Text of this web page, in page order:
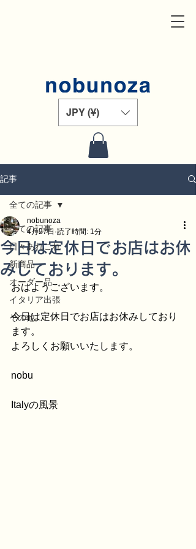
JPY (¥)
記事
全ての記事
日々あれこれ
新商品
オーダー品
イタリア出張
その他
全ての記事
今日は定休日でお店はお休
みしております。
nobunoza
4月27日 読了時間: 1分
おはようございます。
今日は定休日でお店はお休みしており
ます。
よろしくお願いいたします。
nobu
Italyの風景